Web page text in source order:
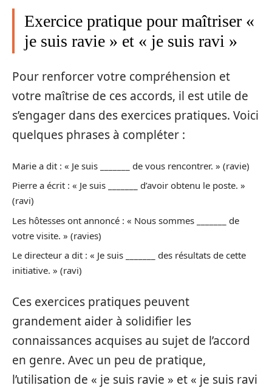
Exercice pratique pour maîtriser «
je suis ravie » et « je suis ravi »
Pour renforcer votre compréhension et
votre maîtrise de ces accords, il est utile de
s’engager dans des exercices pratiques. Voici
quelques phrases à compléter :
Marie a dit : « Je suis _______ de vous rencontrer. » (ravie)
Pierre a écrit : « Je suis _______ d’avoir obtenu le poste. »
(ravi)
Les hôtesses ont annoncé : « Nous sommes _______ de
votre visite. » (ravies)
Le directeur a dit : « Je suis _______ des résultats de cette
initiative. » (ravi)
Ces exercices pratiques peuvent
grandement aider à solidifier les
connaissances acquises au sujet de l’accord
en genre. Avec un peu de pratique,
l’utilisation de « je suis ravie » et « je suis ravi